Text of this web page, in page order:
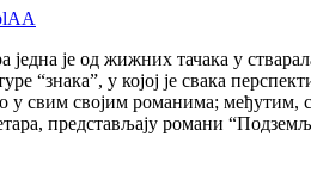
је од жижних тачака у
“знака”, у којој је свака
свим својим романима; међутим,
представљају романи